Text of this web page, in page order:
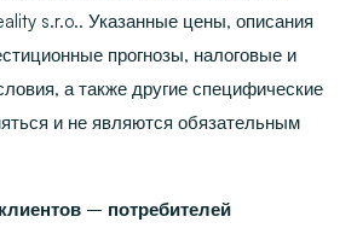
s.r.o.. Указанные цены, описания
прогнозы, налоговые и
а также другие специфические
и не являются обязательным
– потребителей